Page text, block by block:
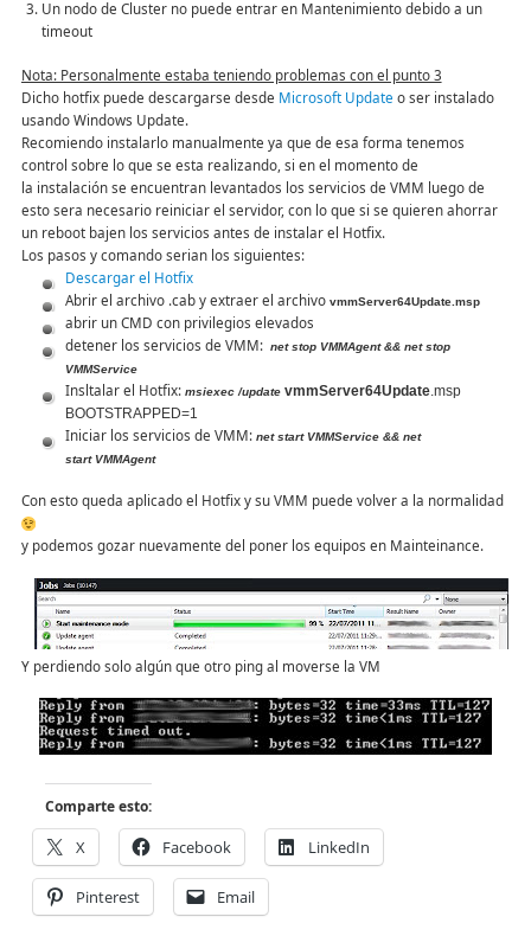
Un nodo de Cluster no puede entrar en Mantenimiento debido a un
timeout
Nota: Personalmente estaba teniendo problemas con el punto 3
Dicho hotfix puede descargarse desde Microsoft Update o ser instalado
usando Windows Update.
Recomiendo instalarlo manualmente ya que de esa forma tenemos
control sobre lo que se esta realizando, si en el momento de
la instalación se encuentran levantados los servicios de VMM luego de
esto sera necesario reiniciar el servidor, con lo que si se quieren ahorrar
un reboot bajen los servicios antes de instalar el Hotfix.
Los pasos y comando serian los siguientes:
Descargar el Hotfix
Abrir el archivo .cab y extraer el archivo vmmServer64Update.msp
abrir un CMD con privilegios elevados
detener los servicios de VMM: net stop VMMAgent && net stop
VMMService
Insltalar el Hotfix:msiexec /updatevmmServer64Update .msp
BOOTSTRAPPED=1
Iniciar los servicios de VMM:net start VMMService &&net
start VMMAgent
Con esto queda aplicado el Hotfix y su VMM puede volver a la normalidad
y podemos gozar nuevamente del poner los equipos en Mainteinance.
Y perdiendo solo algún que otro ping al moverse la VM
Comparte esto:
X Facebook LinkedIn
Pinterest Email